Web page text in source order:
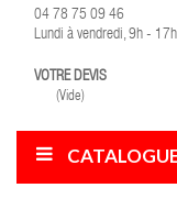
04 78 75 09 46
Lundi à vendredi, 9h - 17h
VOTRE DEVIS
(Vide)